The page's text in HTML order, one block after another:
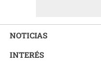
NOTICIAS
INTERÉS